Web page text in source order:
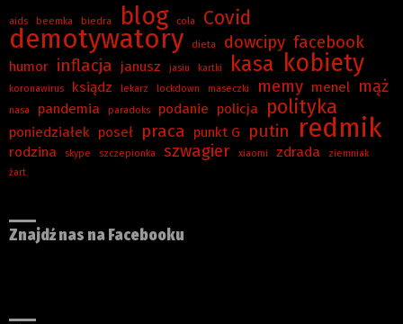
aids beemka biedra blog cola Covid
demotywatory dieta dowcipy facebook
humor inflacja janusz jasiu kartki kasa kobiety
koronawirus ksiądz lekarz lockdown maseczki memy menel mąż
nasa pandemia paradoks podanie policja polityka
poniedziałek poseł praca punkt G putin redmik
rodzina skype szczepionka szwagier xiaomi zdrada
ziemniak
żart
Znajdź nas na Facebooku